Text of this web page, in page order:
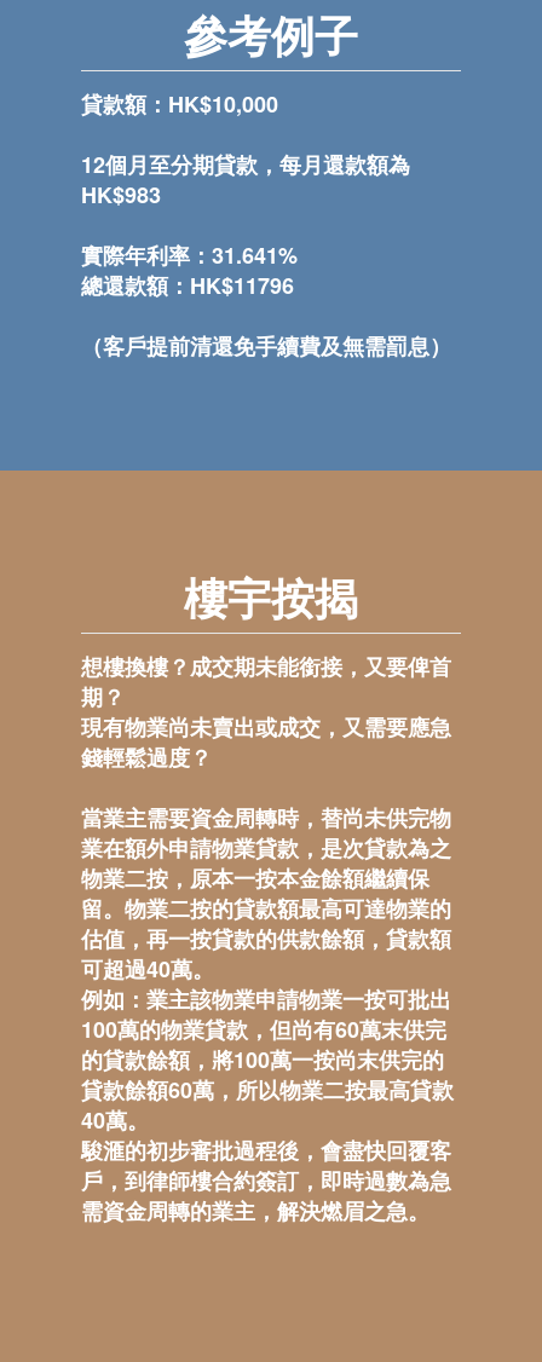
參考例子
貸款額：HK$10,000
12個月至分期貸款，每月還款額為
HK$983
實際年利率：31.641%
總還款額：HK$11796
（客戶提前清還免手續費及無需罰息）
樓宇按揭
想樓換樓？成交期未能銜接，又要俾首
期？
現有物業尚未賣出或成交，又需要應急
錢輕鬆過度？
當業主需要資金周轉時，替尚未供完物
業在額外申請物業貸款，是次貸款為之
物業二按，原本一按本金餘額繼續保
留。物業二按的貸款額最高可達物業的
估值，再一按貸款的供款餘額，貸款額
可超過40萬。
例如：業主該物業申請物業一按可批出
100萬的物業貸款，但尚有60萬末供完
的貸款餘額，將100萬一按尚末供完的
貸款餘額60萬，所以物業二按最高貸款
40萬。
駿滙的初步審批過程後，會盡快回覆客
戶，到律師樓合約簽訂，即時過數為急
需資金周轉的業主，解決燃眉之急。